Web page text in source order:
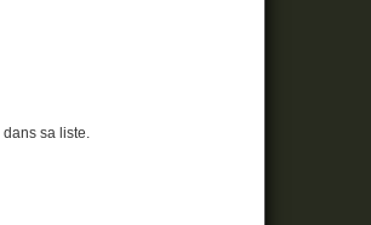
dans sa liste.